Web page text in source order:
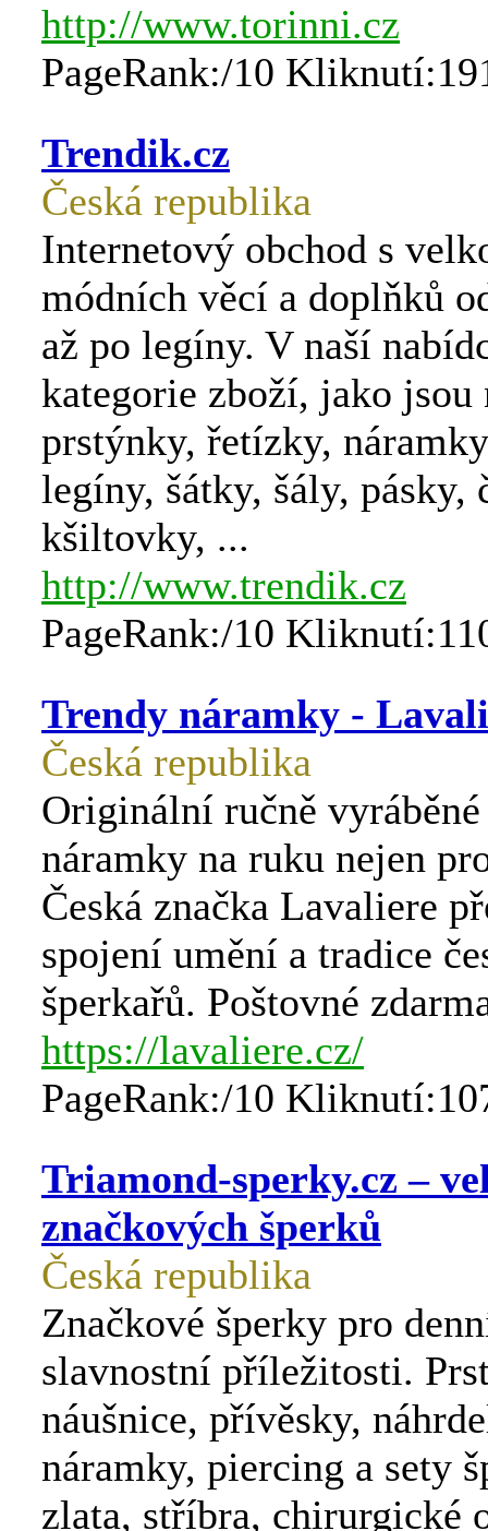
http://www.torinni.cz
PageRank:/10
Trendik.cz
Česká republika
Internetový obchod s
módních věcí a doplňků
až po legíny. V naší
kategorie zboží, jako jsou
prstýnky, řetízky,
legíny, šátky, šály, pásky,
kšiltovky, ...
http://www.trendik.cz
PageRank:/10
Trendy náramky -
Česká republika
Originální ručně
náramky na ruku nejen
Česká značka Lavaliere
spojení umění a tradice
šperkařů. Poštovné
https://lavaliere.cz/
PageRank:/10
Triamond-sperky.cz –
značkových šperků
Česká republika
Značkové šperky pro
slavnostní příležitosti.
náušnice, přívěsky,
náramky, piercing a sety
zlata, stříbra, chirurgické